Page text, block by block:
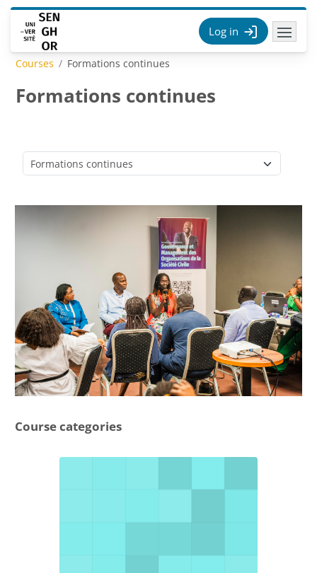
Skip to main content
Log in
Courses Formations continues
Formations continues
Course categories